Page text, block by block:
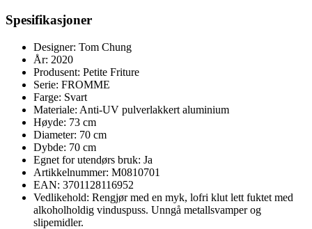
Spesifikasjoner
Designer: Tom Chung
År: 2020
Produsent: Petite Friture
Serie: FROMME
Farge: Svart
Materiale: Anti-UV pulverlakkert aluminium
Høyde: 73 cm
Diameter: 70 cm
Dybde: 70 cm
Egnet for utendørs bruk: Ja
Artikkelnummer: M0810701
EAN: 3701128116952
Vedlikehold: Rengjør med en myk, lofri klut lett fuktet med
alkoholholdig vinduspuss. Unngå metallsvamper og
slipemidler.